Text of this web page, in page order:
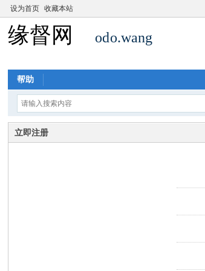
设为首页 收藏本站
帮助
立即注册